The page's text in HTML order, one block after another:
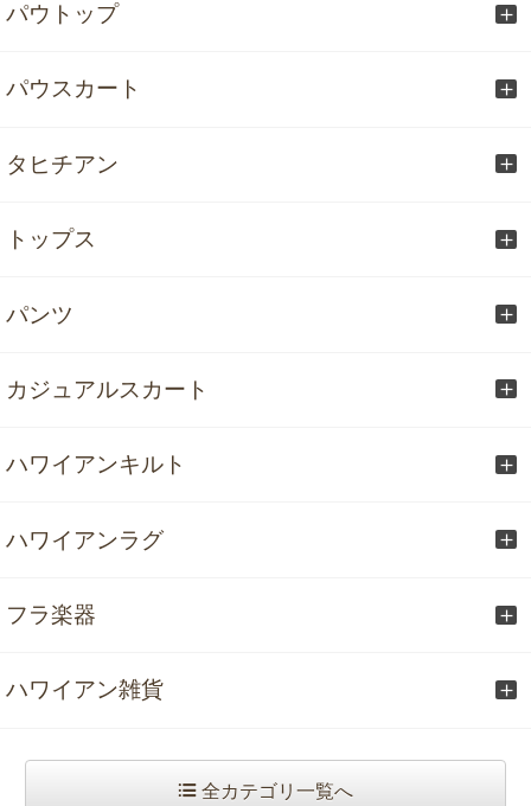
パウトップ
パウスカート
タヒチアン
トップス
パンツ
カジュアルスカート
ハワイアンキルト
ハワイアンラグ
フラ楽器
ハワイアン雑貨
全カテゴリ一覧へ